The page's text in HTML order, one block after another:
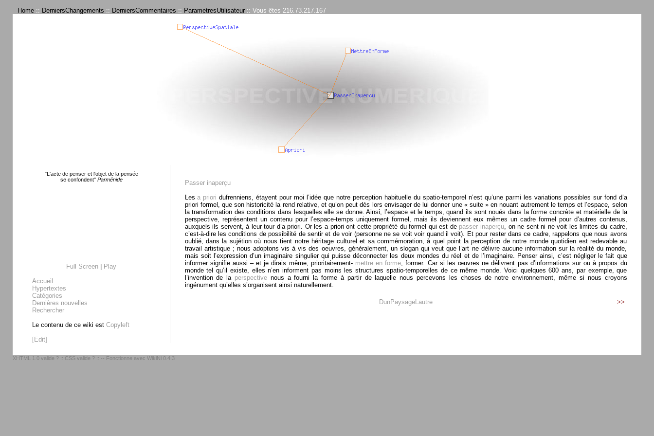
Home :: DerniersChangements :: DerniersCommentaires :: ParametresUtilisateur :: Vous êtes 216.73.217.167
"L'acte de penser et l'objet de la pensée
se confondent"Parménide
Full Screen
Play
Accueil
Hypertextes
Catégories
Dernières nouvelles
Rechercher
Le contenu de ce wiki est Copyleft
[Edit]
Passer inaperçu
Lesa priori dufrenniens, étayent pour moi l’idée que notre perception habituelle du spatio-temporel n’est qu’une parmi les variations possibles sur fond d’a
priori formel, que son historicité la rend relative, et qu’on peut dès lors envisager de lui donner une « suite » en nouant autrement le temps et l’espace, selon
la transformation des conditions dans lesquelles elle se donne. Ainsi, l’espace et le temps, quand ils sont noués dans la forme concrète et matérielle de la
perspective, représentent un contenu pour l’espace-temps uniquement formel, mais ils deviennent eux mêmes un cadre formel pour d’autres contenus,
auxquels ils servent, à leur tour d’a priori. Or les a priori ont cette propriété du formel qui est de passer inaperçu, on ne sent ni ne voit les limites du cadre,
c’est-à-dire les conditions de possibilité de sentir et de voir (personne ne se voit voir quand il voit). Et pour rester dans ce cadre, rappelons que nous avons
oublié, dans la sujétion où nous tient notre héritage culturel et sa commémoration, à quel point la perception de notre monde quotidien est redevable au
travail artistique ; nous adoptons vis à vis des oeuvres, généralement, un slogan qui veut que l’art ne délivre aucune information sur la réalité du monde,
mais soit l’expression d’un imaginaire singulier qui puisse déconnecter les deux mondes du réel et de l’imaginaire. Penser ainsi, c’est négliger le fait que
informer signifie aussi – et je dirais même, prioritairement- mettre en forme, former. Car si les œuvres ne délivrent pas d’informations sur ou à propos du
monde tel qu’il existe, elles n’en informent pas moins les structures spatio-temporelles de ce même monde. Voici quelques 600 ans, par exemple, que
l’invention de la perspectivenous a fourni la forme à partir de laquelle nous percevons les choses de notre environnement, même si nous croyons
ingénument qu’elles s’organisent ainsi naturellement.
DunPaysageLautre >>
XHTML 1.0 valide ? :: CSS valide ? :: -- Fonctionne avec WikiNi 0.4.3